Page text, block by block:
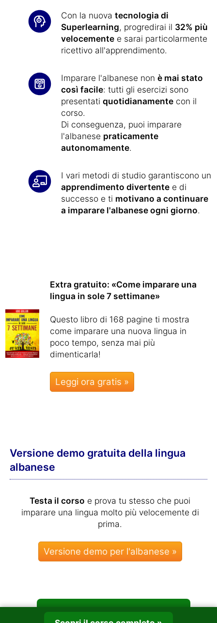
Con la nuova tecnologia di
Superlearning, progredirai il 32% più
velocemente e sarai particolarmente
ricettivo all'apprendimento.
Imparare l'albanese non è mai stato
così facile: tutti gli esercizi sono
presentati quotidianamente con il
corso.
Di conseguenza, puoi imparare
l'albanese praticamente
autonomamente.
I vari metodi di studio garantiscono un
apprendimento divertente e di
successo e ti motivano a continuare
a imparare l'albanese ogni giorno.
Extra gratuito: «Come imparare una
lingua in sole 7 settimane»
Questo libro di 168 pagine ti mostra
come imparare una nuova lingua in
poco tempo, senza mai più
dimenticarla!
Leggi ora gratis »
Versione demo gratuita della lingua
albanese
Testa il corso e prova tu stesso che puoi
imparare una lingua molto più velocemente di
prima.
Scopri il corso completo »